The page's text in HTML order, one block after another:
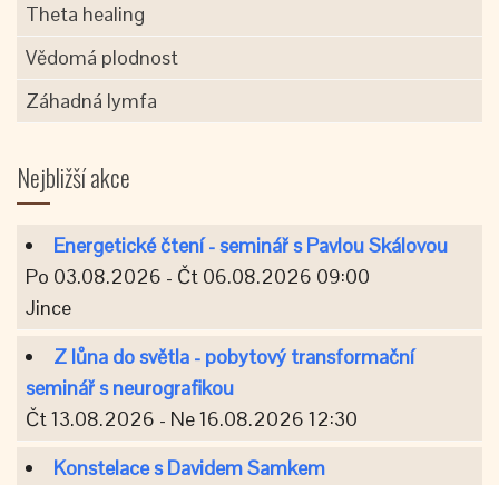
Theta healing
Vědomá plodnost
Záhadná lymfa
Nejbližší akce
Energetické čtení - seminář s Pavlou Skálovou
Po 03.08.2026 - Čt 06.08.2026 09:00
Jince
Z lůna do světla - pobytový transformační
seminář s neurografikou
Čt 13.08.2026 - Ne 16.08.2026 12:30
Konstelace s Davidem Samkem